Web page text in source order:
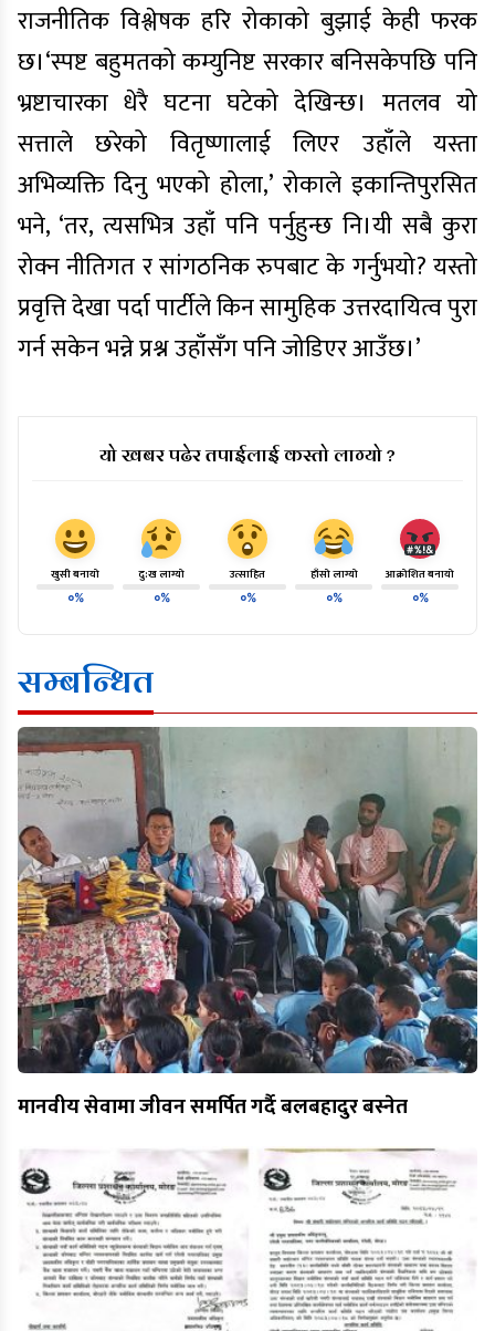
राजनीतिक विश्लेषक हरि रोकाको बुझाई केही फरक
छ।‘स्पष्ट बहुमतको कम्युनिष्ट सरकार बनिसकेपछि पनि
भ्रष्टाचारका धेरै घटना घटेको देखिन्छ। मतलव यो
सत्ताले छरेको वितृष्णालाई लिएर उहाँले यस्ता
अभिव्यक्ति दिनु भएको होला,’ रोकाले इकान्तिपुरसित
भने, ‘तर, त्यसभित्र उहाँ पनि पर्नुहुन्छ नि।यी सबै कुरा
रोक्न नीतिगत र सांगठनिक रुपबाट के गर्नुभयो? यस्तो
प्रवृत्ति देखा पर्दा पार्टीले किन सामुहिक उत्तरदायित्व पुरा
गर्न सकेन भन्ने प्रश्न उहाँसँग पनि जोडिएर आउँछ।’
यो खबर पढेर तपाईलाई कस्तो लाग्यो ?
खुसी बनायो
०%
दु:ख लाग्यो
०%
उत्साहित
०%
हाँसो लाग्यो
०%
आक्रोशित बनायो
०%
सम्बन्धित
मानवीय सेवामा जीवन समर्पित गर्दै बलबहादुर बस्नेत